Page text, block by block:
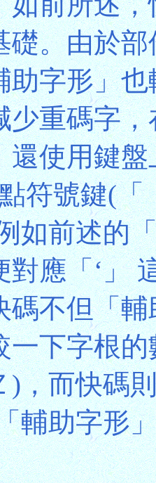
礎。由於
助字形」
少重碼字
還使用鍵
符號鍵(
如前述的
對應「‘」
碼不但「
一下字根
)，而快碼
輔助字形